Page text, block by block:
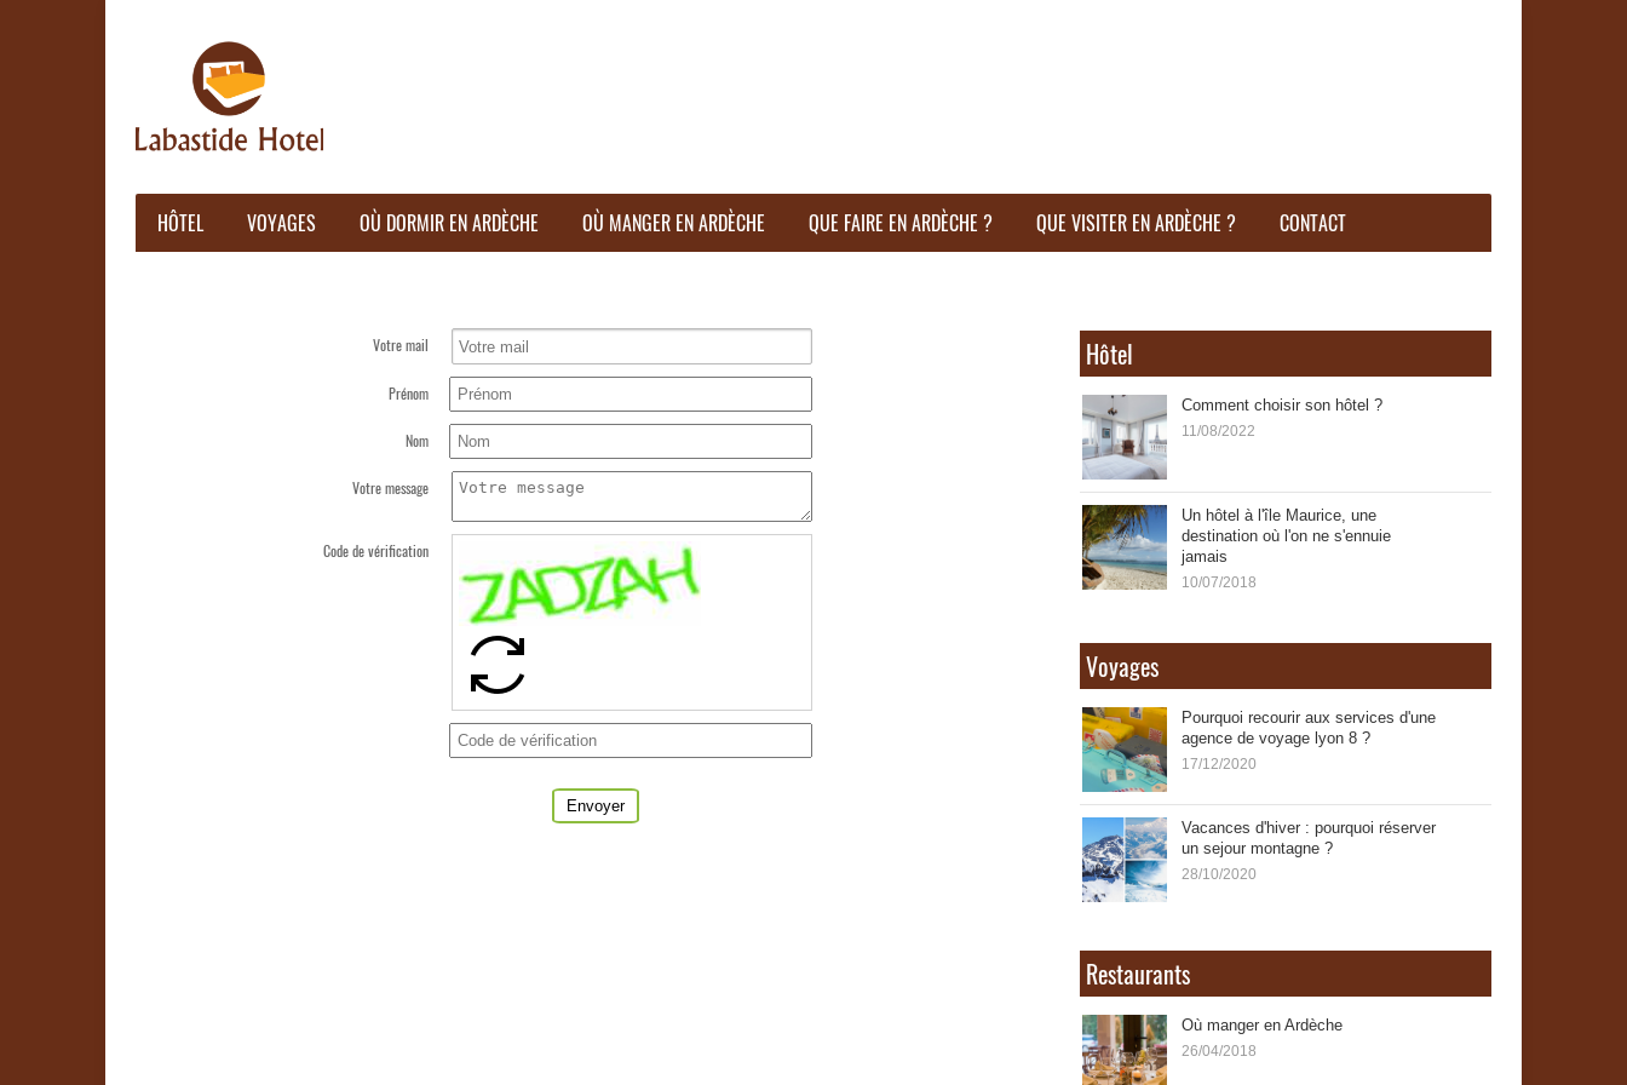
HÔTEL VOYAGES OÙ DORMIR EN ARDÈCHE OÙ MANGER EN ARDÈCHE QUE FAIRE EN ARDÈCHE ? QUE VISITER EN ARDÈCHE ? CONTACT
Votre mail
Prénom
Nom
Votre message
Code de vérification
Envoyer
Hôtel
Comment choisir son hôtel ?
11/08/2022
Un hôtel à l'île Maurice, une
destination où l'on ne s'ennuie
jamais
10/07/2018
Voyages
Pourquoi recourir aux services d'une
agence de voyage lyon 8 ?
17/12/2020
Vacances d'hiver : pourquoi réserver
un sejour montagne ?
28/10/2020
Restaurants
Où manger en Ardèche
26/04/2018